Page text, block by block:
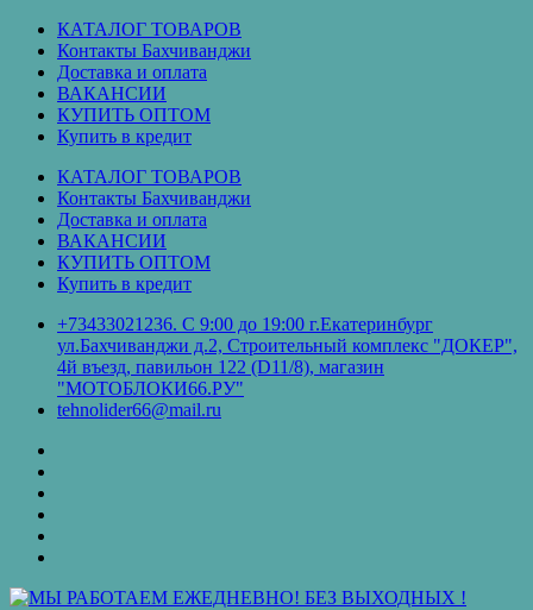
Перейти
содержимому
КАТАЛОГ ТОВАРОВ
Контакты Бахчиванджи
Доставка и оплата
ВАКАНСИИ
КУПИТЬ ОПТОМ
Купить в кредит
КАТАЛОГ ТОВАРОВ
Контакты Бахчиванджи
Доставка и оплата
ВАКАНСИИ
КУПИТЬ ОПТОМ
Купить в кредит
+73433021236. С 9:00 до 19:00 г.Екатеринбург
ул.Бахчиванджи д.2, Строительный комплекс "ДОКЕР",
4й въезд, павильон 122 (D11/8), магазин
"МОТОБЛОКИ66.РУ"
tehnolider66@mail.ru
кредит